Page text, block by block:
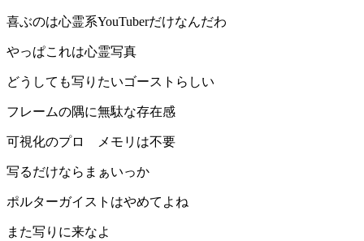
喜ぶのは心霊系YouTuberだけなんだわ
やっぱこれは心霊写真
どうしても写りたいゴーストらしい
フレームの隅に無駄な存在感
可視化のプロ メモリは不要
写るだけならまぁいっか
ポルターガイストはやめてよね
また写りに来なよ